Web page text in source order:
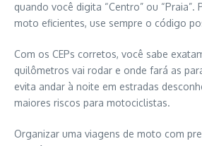
quando você digita “Centro” ou “Praia”.
moto eficientes, use sempre o código
Com os CEPs corretos, você sabe
quilômetros vai rodar e onde fará as
evita andar à noite em estradas
maiores riscos para motociclistas.
Organizar uma viagens de moto com